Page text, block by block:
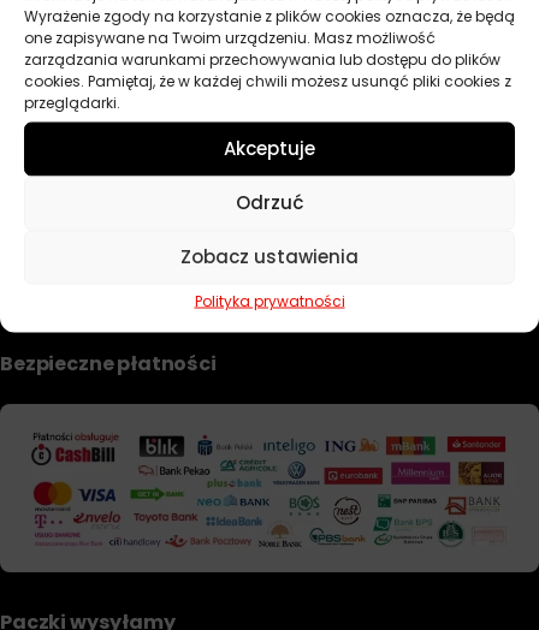
Wyrażenie zgody na korzystanie z plików cookies oznacza, że będą
one zapisywane na Twoim urządzeniu. Masz możliwość
zarządzania warunkami przechowywania lub dostępu do plików
cookies. Pamiętaj, że w każdej chwili możesz usunąć pliki cookies z
przeglądarki.
Akceptuje
Odrzuć
Zobacz ustawienia
Polityka prywatności
Dobierz filtr
TWOJE KONTO
Informacje prawne
Formularz zwrotu i reklamacji
Bezpieczne płatności
Paczki wysyłamy